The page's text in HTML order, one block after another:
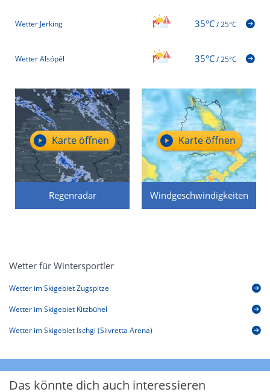
Wetter Jerking 35°C/25°C
Wetter Alsópél 35°C/25°C
Regenradar
Karte öffnen
Windgeschwindigkeiten
Karte öffnen
Wetter für Wintersportler
Wetter im Skigebiet Zugspitze
Wetter im Skigebiet Kitzbühel
Wetter im Skigebiet Ischgl (Silvretta Arena)
Das könnte dich auch interessieren